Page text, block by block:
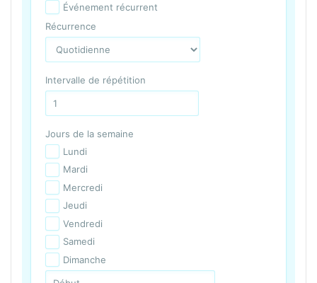
Événement récurrent
Récurrence
Intervalle de répétition
Jours de la semaine
Lundi
Mardi
Mercredi
Jeudi
Vendredi
Samedi
Dimanche